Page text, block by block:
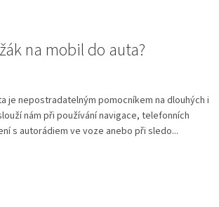
na mobil do auta?
je nepostradatelným pomocníkem na dlouhých i
nám při používání navigace, telefonních
s autorádiem ve voze anebo při sledo...